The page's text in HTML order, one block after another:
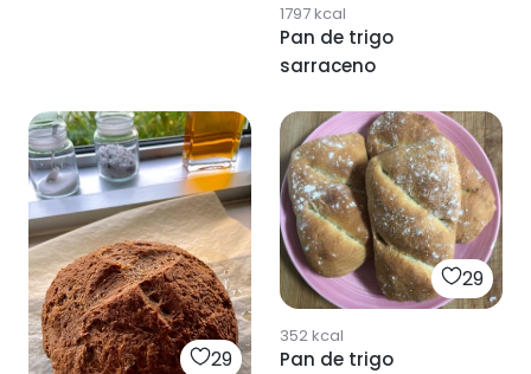
1797kcal
Pan de trigo
sarraceno
29
29
352kcal
Pan de trigo